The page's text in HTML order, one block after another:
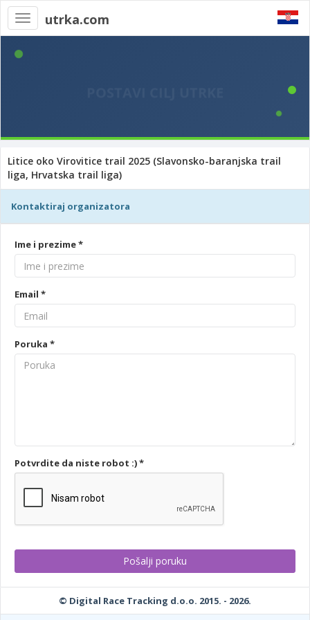
Toggle
navigation
utrka.com
Litice oko Virovitice trail 2025 (Slavonsko-baranjska trail
liga, Hrvatska trail liga)
Kontaktiraj organizatora
Ime i prezime *
Email *
Poruka *
Potvrdite da niste robot :) *
© Digital Race Tracking d.o.o. 2015. - 2026.